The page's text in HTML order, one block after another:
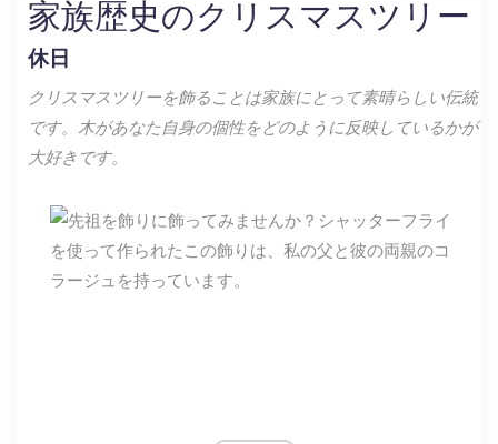
家族歴史のクリスマスツリー
休日
クリスマスツリーを飾ることは家族にとって素晴らしい伝統
です。木があなた自身の個性をどのように反映しているかが
大好きです。